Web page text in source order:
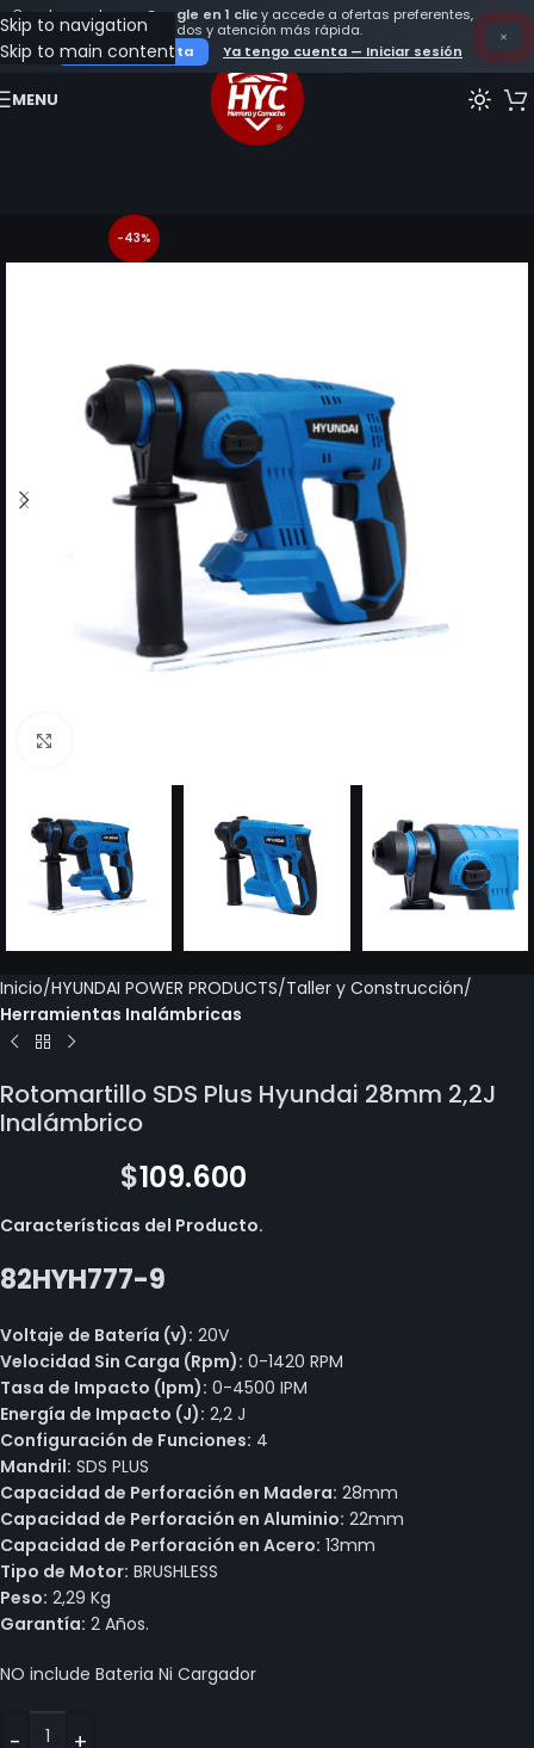
Crea tu cuenta con Google en 1 clicy accede a ofertas preferentes,
seguimiento de tus pedidos y atención más rápida.
Crear mi cuenta
Ya tengo cuenta — Iniciar sesión
×
Skip to navigation
Skip to main content
MENU
-43%
Inicio HYUNDAI POWER PRODUCTS Taller y Construcción
Herramientas Inalámbricas
Rotomartillo SDS Plus Hyundai 28mm 2,2J
Inalámbrico
$109.600
Características del Producto.
82HYH777-9
Voltaje de Batería (v): 20V
Velocidad Sin Carga (Rpm): 0-1420 RPM
Tasa de Impacto (Ipm): 0-4500 IPM
Energía de Impacto (J): 2,2 J
Configuración de Funciones: 4
Mandril: SDS PLUS
Capacidad de Perforación en Madera: 28mm
Capacidad de Perforación en Aluminio: 22mm
Capacidad de Perforación en Acero: 13mm
Tipo de Motor: BRUSHLESS
Peso: 2,29 Kg
Garantía: 2 Años.
NO include Bateria Ni Cargador